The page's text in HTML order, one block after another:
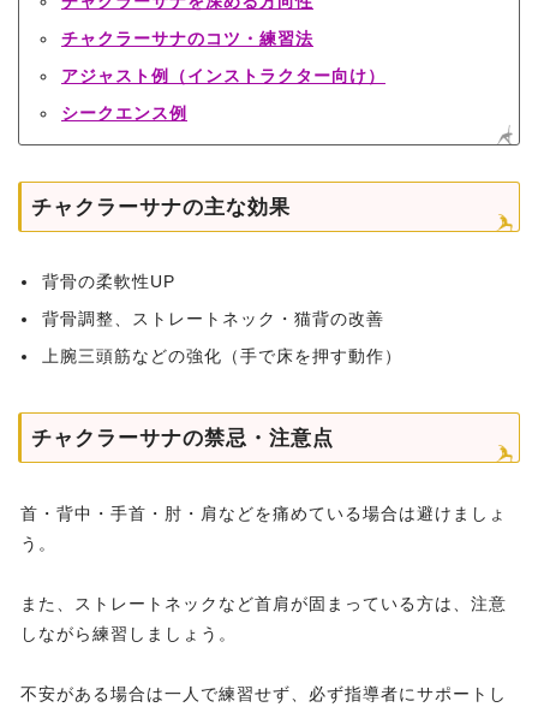
チャクラーサナのコツ・練習法
アジャスト例（インストラクター向け）
シークエンス例
チャクラーサナの主な効果
背骨の柔軟性UP
背骨調整、ストレートネック・猫背の改善
上腕三頭筋などの強化（手で床を押す動作）
チャクラーサナの禁忌・注意点
首・背中・手首・肘・肩などを痛めている場合は避けましょ
う。
また、ストレートネックなど首肩が固まっている方は、注意
しながら練習しましょう。
不安がある場合は一人で練習せず、必ず指導者にサポートし